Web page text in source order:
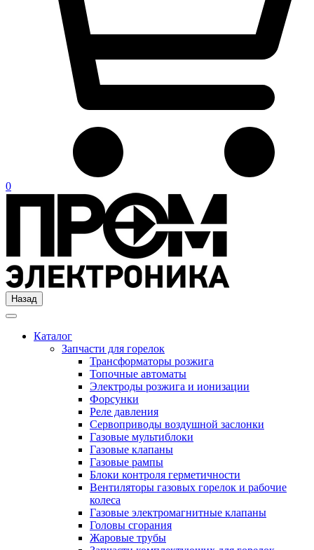
0
Назад
Каталог
Запчасти для горелок
Трансформаторы розжига
Топочные автоматы
Электроды розжига и ионизации
Форсунки
Реле давления
Сервоприводы воздушной заслонки
Газовые мультиблоки
Газовые клапаны
Газовые рампы
Блоки контроля герметичности
Вентиляторы газовых горелок и рабочие
колеса
Газовые электромагнитные клапаны
Головы сгорания
Жаровые трубы